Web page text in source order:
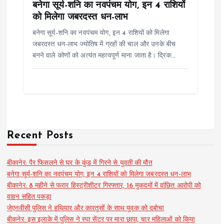
बनेगा सूर्य-शनि का नवपंचम योग, इन 4 राशियों
को मिलेगा जबरदस्त धन-लाभ
बनेगा सूर्य-शनि का नवपंचम योग, इन 4 राशियों को मिलेगा
जबरदस्त धन-लाभ ज्योतिष में ग्रहों की चाल और उनके बीच
बनने वाले कोणों को अत्यंत महत्वपूर्ण माना जाता है। द्रिक…
Recent Posts
बीकानेर: पैर फिसलने से घर के कुंड में गिरने से युवती की मौत
बनेगा सूर्य-शनि का नवपंचम योग, इन 4 राशियों को मिलेगा जबरदस्त धन-लाभ
बीकानेर: 8 महीने से फरार हिस्ट्रीशीटर गिरफ्तार, 16 मुकदमों में वांछित आरोपी को
वाहन सहित पकड़ा
जेएनवीसी पुलिस ने हथियार और कारतूसों के साथ युवक को दबोचा
बीकनेर: इस इलाके में पुलिस ने स्पा सेंटर पर मारा छापा, चार महिलाओं को किया